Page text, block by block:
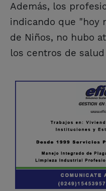
Además, los
indicando que "hoy
de Niños, no hubo
los centros de